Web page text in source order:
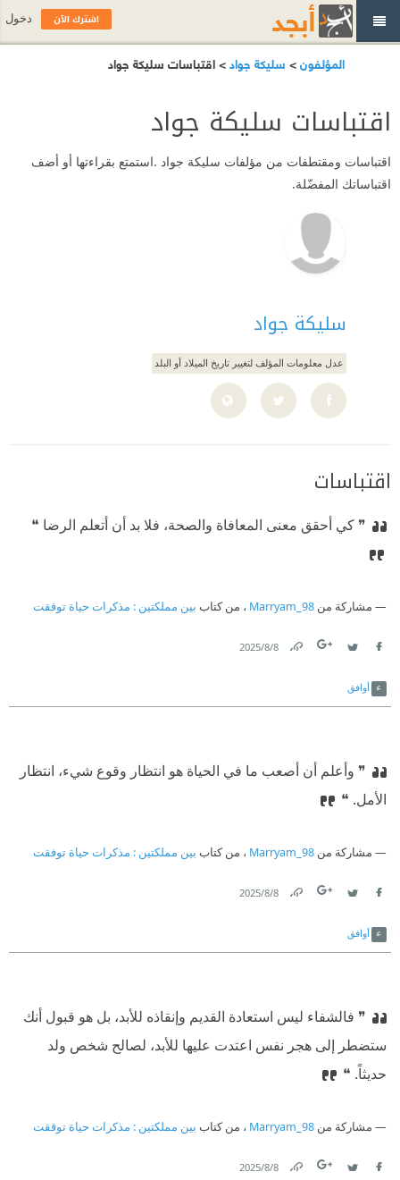
المؤلفون> سليكة جواد> اقتباسات سليكة جواد
اقتباسات سليكة جواد
اقتباسات ومقتطفات من مؤلفات سليكة جواد .استمتع بقراءتها أو أضف
اقتباساتك المفضّلة.
سليكة جواد
عدل معلومات المؤلف لتغيير تاريخ الميلاد أو البلد
اقتباسات
❞ كي أحقق معنى المعافاة والصحة، فلا بد أن أتعلم الرضا ❝
مشاركة من Marryam_98 ، من كتاب بين مملكتين : مذكرات حياة توفقت
8‏/8‏/2025
أوافق
❞ وأعلم أن أصعب ما في الحياة هو انتظار وقوع شيء، انتظار
الأمل. ❝
مشاركة من Marryam_98 ، من كتاب بين مملكتين : مذكرات حياة توفقت
8‏/8‏/2025
أوافق
❞ فالشفاء ليس استعادة القديم وإنقاذه للأبد، بل هو قبول أنك
ستضطر إلى هجر نفس اعتدت عليها للأبد، لصالح شخص ولد
حديثاً. ❝
مشاركة من Marryam_98 ، من كتاب بين مملكتين : مذكرات حياة توفقت
8‏/8‏/2025
اشترك الآن دخول